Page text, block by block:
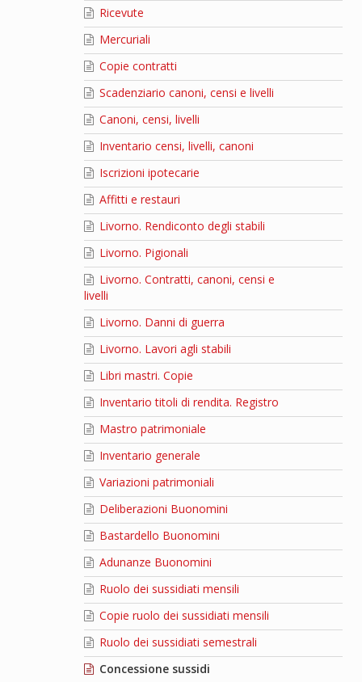
Ricevute
Mercuriali
Copie contratti
Scadenziario canoni, censi e livelli
Canoni, censi, livelli
Inventario censi, livelli, canoni
Iscrizioni ipotecarie
Affitti e restauri
Livorno. Rendiconto degli stabili
Livorno. Pigionali
Livorno. Contratti, canoni, censi e
livelli
Livorno. Danni di guerra
Livorno. Lavori agli stabili
Libri mastri. Copie
Inventario titoli di rendita. Registro
Mastro patrimoniale
Inventario generale
Variazioni patrimoniali
Deliberazioni Buonomini
Bastardello Buonomini
Adunanze Buonomini
Ruolo dei sussidiati mensili
Copie ruolo dei sussidiati mensili
Ruolo dei sussidiati semestrali
Concessione sussidi